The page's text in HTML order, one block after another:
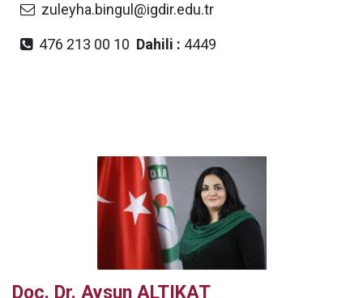
zuleyha.bingul@igdir.edu.tr
476 213 00 10 Dahili : 4449
Doç. Dr. Aysun ALTIKAT